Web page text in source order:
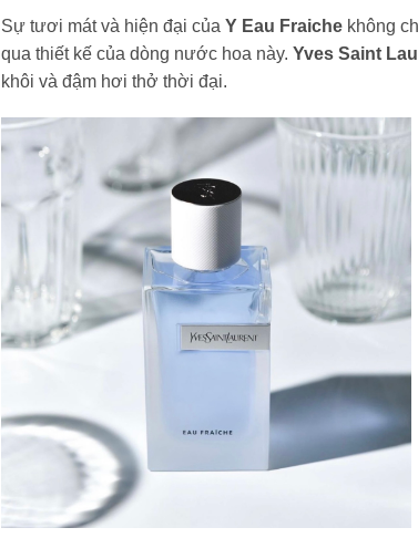
Sự tươi mát và hiện đại của Y Eau Fraichekhông
qua thiết kế của dòng nước hoa này. Yves Saint
khôi và đậm hơi thở thời đại.